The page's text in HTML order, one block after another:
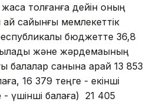
толғанға дейiн оның
сайынғы мемлекеттік
бюджетте 36,8
және жәрдемақының
балалар санына қарай 13 853
16 379 теңге - екінші
үшінші балаға) 21 405